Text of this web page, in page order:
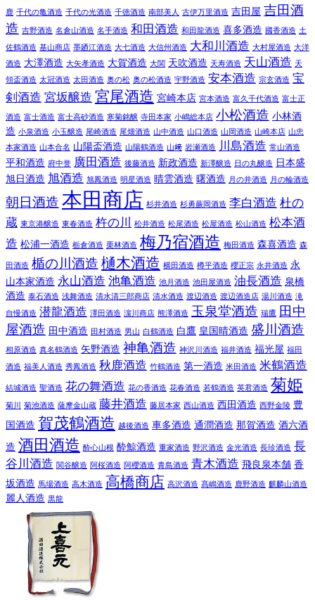
鹿 千代の亀酒造 千代の光酒造 千徳酒造 南部美人 古伊万里酒造 吉田屋 吉田酒
造 吉野酒造 名倉山酒造 名手酒造 和田酒造 和田龍酒造 喜多酒造 國香酒造 土
佐鶴酒造 基山商店 墨廼江酒造 大七酒造 大信州酒造 大和川酒造 大村屋酒造 大洋
酒造 大澤酒造 大矢孝酒造 大賀酒造 大関 天吹酒造 天寿酒造 天山酒造 天
領盃酒造 太冠酒造 太田酒造 奥の松 奥の松酒造 宇野酒造 安本酒造 宗玄酒造 宝
剣酒造 宮坂醸造 宮尾酒造 宮崎本店 宮本酒造 富久千代酒造 富士正
酒造 富士酒造 富士高砂酒造 寒菊銘醸 寺田本家 小嶋総本店 小松酒造 小林酒
造 小泉酒造 小玉醸造 尾崎酒造 尾畑酒造 山中酒造 山口酒造 山岡酒造 山崎本店 山忠
本家酒造 山本合名 山陽盃酒造 山陽鶴酒造 山﨑 岩瀬酒造 川島酒造 常山酒造
平和酒造 府中誉 廣田酒造 後藤酒造 新政酒造 新澤醸造 日の丸醸造
日本盛
旭日酒造 旭酒造 旭鳳酒造 明星酒造 晴雲酒造 曙酒造 月の井酒造 月の輪酒造
朝日酒造 本田商店 杉井酒造 杉勇蕨岡酒造 李白酒造 杜の
蔵 東京港醸造 東春酒造 杵の川 松井酒造 松尾酒造 松屋酒造 松山酒造 松本酒
造 松浦一酒造 栃倉酒造 栗林酒造 梅乃宿酒造 梅田酒造 森喜酒造 森
田酒造 楯の川酒造 樋木酒造 横田酒造 樽平酒造 櫻正宗 永井酒造 永
山本家酒造 永山酒造 池亀酒造 池月酒造 池田屋酒造 油長酒造 泉橋
酒造 泰石酒造 浅舞酒造 清水清三郎商店 清水酒造 渡辺酒造 渡辺酒造店 湯川酒造 滝
自慢酒造 潜龍酒造 澤田酒造 濵川商店 熊澤酒造 玉泉堂酒造 瑞鷹
田中
屋酒造 田中酒造 田村酒造 男山 白鶴酒造 白鷹 皇国晴酒造 盛川酒造
相原酒造 真名鶴酒造 矢野酒造 神亀酒造 神沢川酒造 福井酒造 福光屋 福田
酒造 福美人酒造 秀鳳酒造 秋鹿酒造 竹鶴酒造 第一酒造 米田酒造 米鶴酒造
結城酒造 聖酒造 花の舞酒造 花の香酒造 花春酒造 若鶴酒造 英君酒造 菊姫
菊川 菊池酒造 薩摩金山蔵 藤井酒造 藤居本家 西山酒造 西田酒造 西野金陵 豊
国酒造 賀茂鶴酒造 越後酒造 車多酒造 通潤酒造 那賀酒造 酒六酒
造 酒田酒造 酔心山根 酔鯨酒造 重家酒造 野沢酒造 金光酒造 長珍酒造 長
谷川酒造 関谷醸造 阿桜酒造 阿櫻酒造 青島酒造 青木酒造 飛良泉本舗 香
坂酒造 馬場酒造 高木酒造 高橋商店 高沢酒造 髙嶋酒造 鹿野酒造 麒麟山酒造
麗人酒造 黒龍